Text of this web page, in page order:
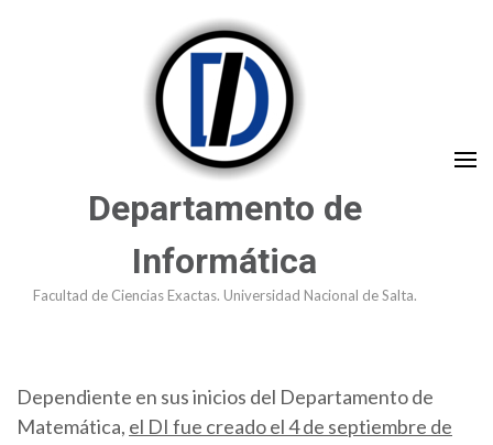
Departamento de
Informática
Facultad de Ciencias Exactas. Universidad Nacional de Salta.
Dependiente en sus inicios del Departamento de
Matemática, el DI fue creado el 4 de septiembre de